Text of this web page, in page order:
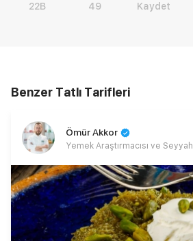
22B 49 Kaydet
Benzer Tatlı Tarifleri
Ömür Akkor
Yemek Araştırmacısı ve Seyyah